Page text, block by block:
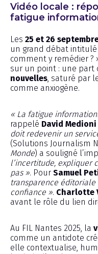
Vidéo locale :
fatigue
Les 25 et 26
un grand débat
comment y remédier ?
sur un point : une part
nouvelles , saturé par
comme anxiogène.
« La fatigue
rappelé David Medioni
doit redevenir un
(Solutions Journalism
Monde) a souligné
l’incertitude, expliquer
pas ». Pour Samuel
transparence
confiance ». Charlotte
avant le rôle du lien
Au FIL Nantes 2025, la
comme un antidote
elle contextualise,